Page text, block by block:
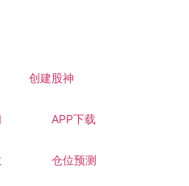
创建股神
APP下载
仓位预测